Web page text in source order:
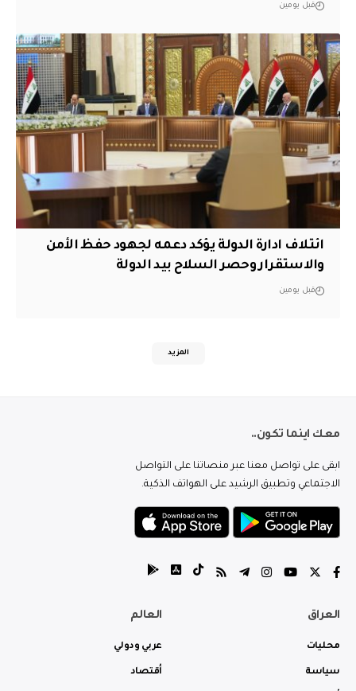
قبل يومين
ائتلاف ادارة الدولة يؤكد دعمه لجهود حفظ الأمن
والاستقرار وحصر السلاح بيد الدولة
قبل يومين
المزيد
معك اينما تكون..
ابقى على تواصل معنا عبر منصاتنا على التواصل
الاجتماعي وتطبيق الرشيد على الهواتف الذكية.
العراق
محليات
سياسة
العالم
عربي ودولي
أقتصاد